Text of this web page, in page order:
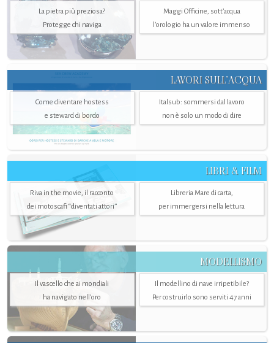
La pietra più preziosa?
Protegge chi naviga
Maggi Officine, sott’acqua
l'orologio ha un valore immenso
LAVORI SULL’ACQUA
Come diventare hostess
e steward di bordo
Italsub: sommersi dal lavoro
non è solo un modo di dire
LIBRI & FILM
Riva in the movie, il racconto
dei motoscafi “diventati attori”
Libreria Mare di carta,
per immergersi nella lettura
MODELLISMO
Il vascello che ai mondiali
ha navigato nell’oro
Il modellino di nave irripetibile?
Per costruirlo sono serviti 47 anni